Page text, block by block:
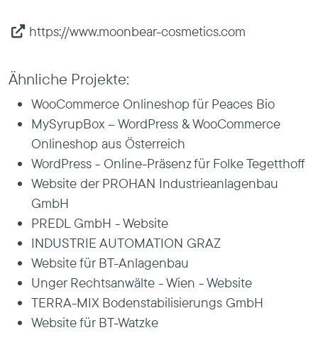
https://www.moonbear-cosmetics.com
Ähnliche Projekte:
WooCommerce Onlineshop für Peaces Bio
MySyrupBox – WordPress & WooCommerce
Onlineshop aus Österreich
WordPress - Online-Präsenz für Folke Tegetthoff
Website der PROHAN Industrieanlagenbau
GmbH
PREDL GmbH - Website
INDUSTRIE AUTOMATION GRAZ
Website für BT-Anlagenbau
Unger Rechtsanwälte - Wien - Website
TERRA-MIX Bodenstabilisierungs GmbH
Website für BT-Watzke